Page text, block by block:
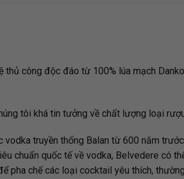
công độc đáo từ 100% lúa mạch
tôi khá tin tưởng về chất lượng loại
truyền thống Balan từ 600 năm
chuẩn quốc tế về vodka, Belvedere có
pha chế các loại cocktail yêu thích,